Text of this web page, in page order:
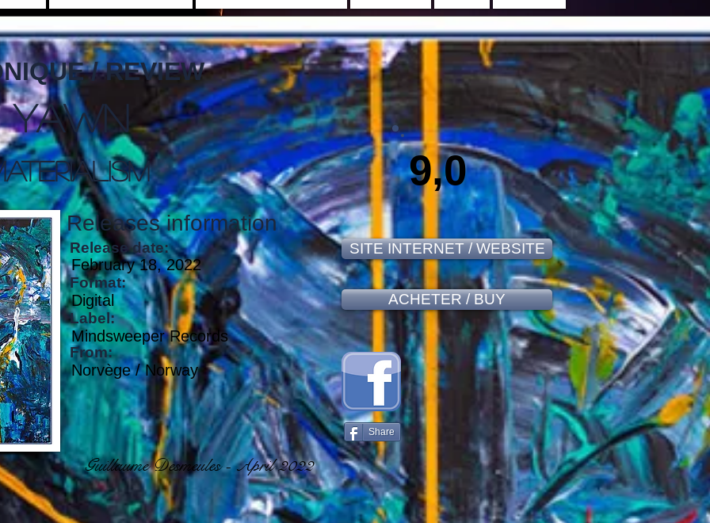
/ REVIEW
Yawn
Releases information
Release date:
February 18, 2022
Format:
Digital
Label:
From:
Mindsweeper Records
Norvège / Norway
Guillaume Desmeules - April 2022
9,0
SITE INTERNET / WEBSITE
ACHETER / BUY
Share